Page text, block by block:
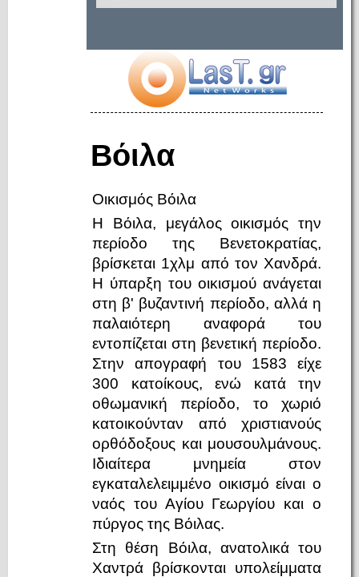
Βόιλα
Οικισμός Βόιλα
Η Βόιλα, μεγάλος οικισμός την
περίοδο της Βενετοκρατίας,
βρίσκεται 1χλμ από τον Χανδρά.
Η ύπαρξη του οικισμού ανάγεται
στη β' βυζαντινή περίοδο, αλλά η
παλαιότερη αναφορά του
εντοπίζεται στη βενετική περίοδο.
Στην απογραφή του 1583 είχε
300 κατοίκους, ενώ κατά την
οθωμανική περίοδο, το χωριό
κατοικούνταν από χριστιανούς
ορθόδοξους και μουσουλμάνους.
Ιδιαίτερα μνημεία στον
εγκαταλελειμμένο οικισμό είναι ο
ναός του Αγίου Γεωργίου και ο
πύργος της Βόιλας.
Στη θέση Βόιλα, ανατολικά του
Χαντρά βρίσκονται υπολείμματα